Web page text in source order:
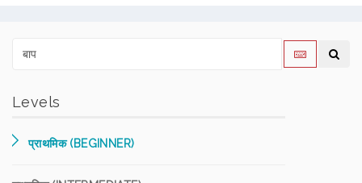
Levels
प्राथमिक (BEGINNER)